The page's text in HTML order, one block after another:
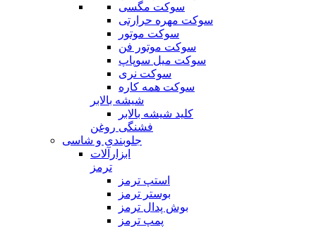
سوکت مگسی
سوکت مهره حرارتی
سوکت موتور
سوکت موتور فن
سوکت میل سوپاپ
سوکت نری
سوکت همه کاره
شیشه بالابر
کلید شیشه بالابر
فشنگی روغن
جلوبندی و شاسی
ابزارآلات
ترمز
استپ ترمز
بوستر ترمز
بوش پدال ترمز
پمپ ترمز